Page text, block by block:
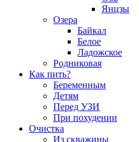
Янцзы
Озера
Байкал
Белое
Ладожское
Родниковая
Как пить?
Беременным
Детям
Перед УЗИ
При похудении
Очистка
Из скважины